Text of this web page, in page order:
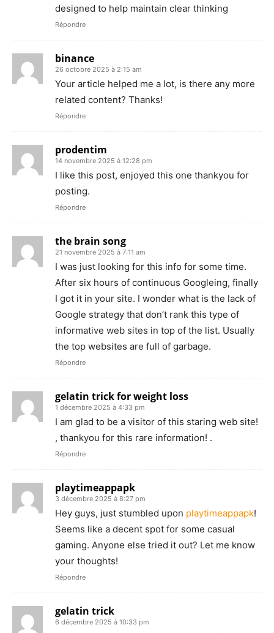
designed to help maintain clear thinking
Répondre
binance
26 octobre 2025 à 2:15 am
Your article helped me a lot, is there any more
related content? Thanks!
Répondre
prodentim
14 novembre 2025 à 12:28 pm
I like this post, enjoyed this one thankyou for
posting.
Répondre
the brain song
21 novembre 2025 à 7:11 am
I was just looking for this info for some time.
After six hours of continuous Googleing, finally
I got it in your site. I wonder what is the lack of
Google strategy that don’t rank this type of
informative web sites in top of the list. Usually
the top websites are full of garbage.
Répondre
gelatin trick for weight loss
1 décembre 2025 à 4:33 pm
I am glad to be a visitor of this staring web site!
, thankyou for this rare information! .
Répondre
playtimeappapk
3 décembre 2025 à 8:27 pm
Hey guys, just stumbled upon playtimeappapk!
Seems like a decent spot for some casual
gaming. Anyone else tried it out? Let me know
your thoughts!
Répondre
gelatin trick
6 décembre 2025 à 10:33 pm